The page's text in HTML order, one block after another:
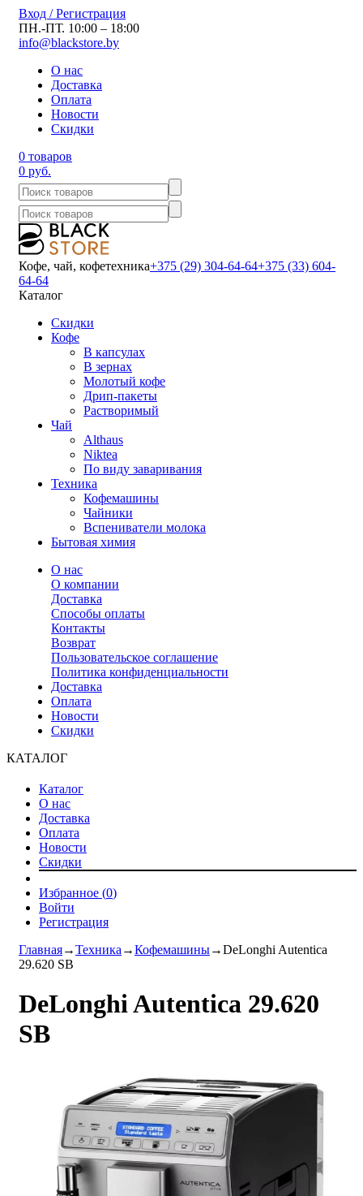
Вход / Регистрация
ПН.-ПТ. 10:00 – 18:00
info@blackstore.by
О нас
Доставка
Оплата
Новости
Скидки
0 товаров
0 руб.
Кофе, чай, кофетехника+375 (29) 304-64-64+375 (33) 604-
64-64
Каталог
Скидки
Кофе
В капсулах
В зернах
Молотый кофе
Дрип-пакеты
Растворимый
Чай
Althaus
Niktea
По виду заваривания
Техника
Кофемашины
Чайники
Вспениватели молока
Бытовая химия
О нас
О компании
Доставка
Способы оплаты
Контакты
Возврат
Пользовательское соглашение
Политика конфиденциальности
Доставка
Оплата
Новости
Скидки
КАТАЛОГ
Каталог
О нас
Доставка
Оплата
Новости
Скидки
Избранное (0)
Войти
Регистрация
Главная→Техника →Кофемашины→DeLonghi Autentica
29.620 SB
DeLonghi Autentica 29.620
SB